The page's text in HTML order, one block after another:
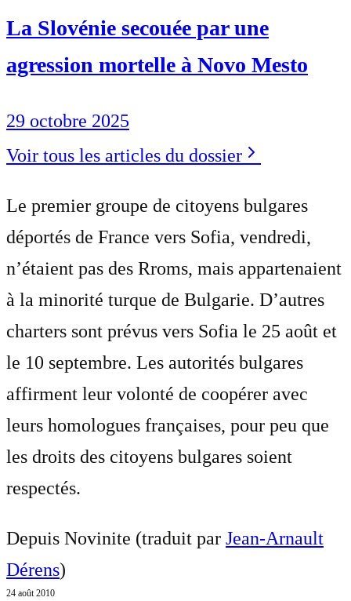
La Slovénie secouée par une
agression mortelle à Novo Mesto
29 octobre 2025
Voir tous les articles du dossier
Le premier groupe de citoyens bulgares
déportés de France vers Sofia, vendredi,
n’étaient pas des Rroms, mais appartenaient
à la minorité turque de Bulgarie. D’autres
charters sont prévus vers Sofia le 25 août et
le 10 septembre. Les autorités bulgares
affirment leur volonté de coopérer avec
leurs homologues françaises, pour peu que
les droits des citoyens bulgares soient
respectés.
Depuis Novinite (traduit par Jean-Arnault
Dérens)
24 août 2010